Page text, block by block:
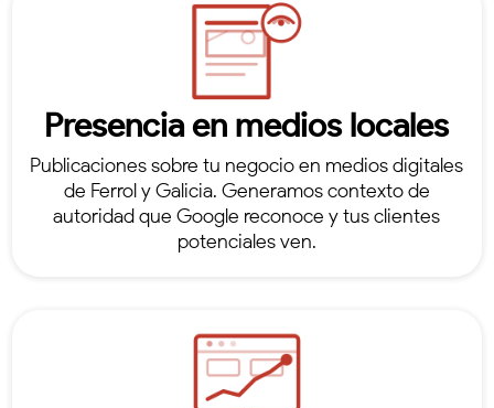
Presencia en medios locales
Publicaciones sobre tu negocio en medios digitales
de Ferrol y Galicia. Generamos contexto de
autoridad que Google reconoce y tus clientes
potenciales ven.